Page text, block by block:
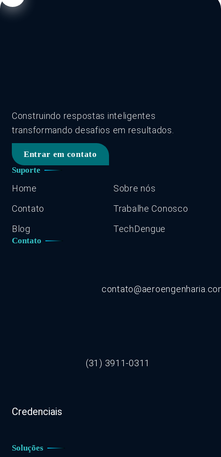
Construindo respostas inteligentes
transformando desafios em resultados.
Entrar em contato
Suporte
Home
Sobre nós
Contato
Trabalhe Conosco
Blog
TechDengue
Contato
(31) 3911-0311
Credenciais
Soluções